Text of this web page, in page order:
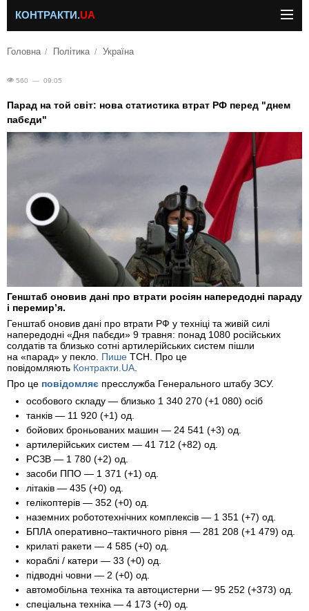
КОНТРАКТИ.UA
Головна Політика Україна
560 — 09.05
Парад на той світ: нова статистика втрат РФ перед "днем
пабєди"
Генштаб оновив дані про втрати росіян напередодні параду
і перемир’я.
Генштаб оновив дані про втрати РФ у техніці та живій силі
напередодні «Дня пабєди» 9 травня: понад 1080 російських
солдатів та близько сотні артилерійських систем пішли
на «парад» у пекло. Пише ТСН. Про це
повідомляють Контракти.UA.
Про це повідомляє пресслужба Генерального штабу ЗСУ.
особового складу — близько 1 340 270 (+1 080) осіб
танків — 11 920 (+1) од.
бойових броньованих машин — 24 541 (+3) од.
артилерійських систем — 41 712 (+82) од.
РСЗВ — 1 780 (+2) од.
засоби ППО — 1 371 (+1) од.
літаків — 435 (+0) од.
гелікоптерів — 352 (+0) од.
наземних робототехнічних комплексів — 1 351 (+7) од.
БПЛА оперативно–тактичного рівня — 281 208 (+1 479) од.
крилаті ракети — 4 585 (+0) од.
кораблі / катери — 33 (+0) од.
підводні човни — 2 (+0) од.
автомобільна техніка та автоцистерни — 95 252 (+373) од.
спеціальна техніка — 4 173 (+0) од.